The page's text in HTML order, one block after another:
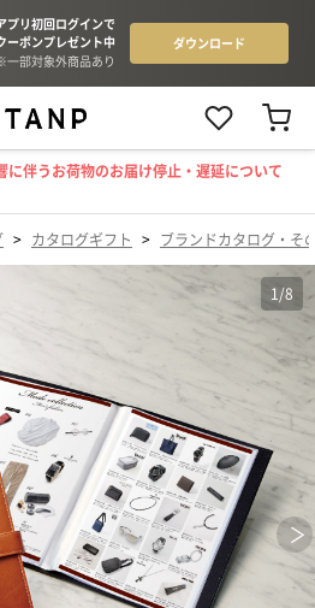
に伴うお荷物のお届け停止・遅延について
> カタログギフト > ブランドカタログ・そ
1/8